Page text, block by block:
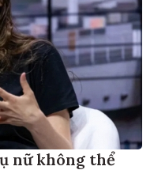
nữ không thể